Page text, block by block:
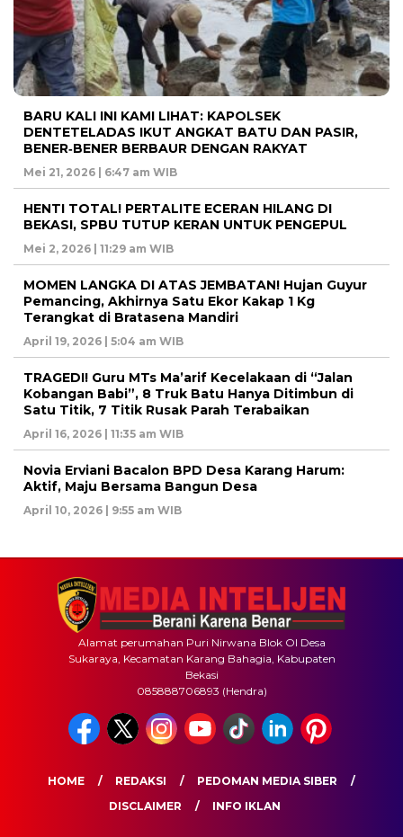
BARU KALI INI KAMI LIHAT: KAPOLSEK
DENTETELADAS IKUT ANGKAT BATU DAN PASIR,
BENER‑BENER BERBAUR DENGAN RAKYAT
Mei 21, 2026 | 6:47 am WIB
HENTI TOTAL! PERTALITE ECERAN HILANG DI
BEKASI, SPBU TUTUP KERAN UNTUK PENGEPUL
Mei 2, 2026 | 11:29 am WIB
MOMEN LANGKA DI ATAS JEMBATAN! Hujan Guyur
Pemancing, Akhirnya Satu Ekor Kakap 1 Kg
Terangkat di Bratasena Mandiri
April 19, 2026 | 5:04 am WIB
TRAGEDI! Guru MTs Ma’arif Kecelakaan di “Jalan
Kobangan Babi”, 8 Truk Batu Hanya Ditimbun di
Satu Titik, 7 Titik Rusak Parah Terabaikan
April 16, 2026 | 11:35 am WIB
Novia Erviani Bacalon BPD Desa Karang Harum:
Aktif, Maju Bersama Bangun Desa
April 10, 2026 | 9:55 am WIB
Alamat perumahan Puri Nirwana Blok OI Desa
Sukaraya, Kecamatan Karang Bahagia, Kabupaten
Bekasi
085888706893 (Hendra)
HOME REDAKSI
PEDOMAN MEDIA SIBER
DISCLAIMER
INFO IKLAN